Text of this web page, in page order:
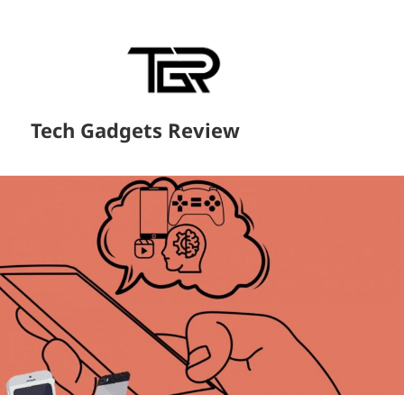
Tech Gadgets Review